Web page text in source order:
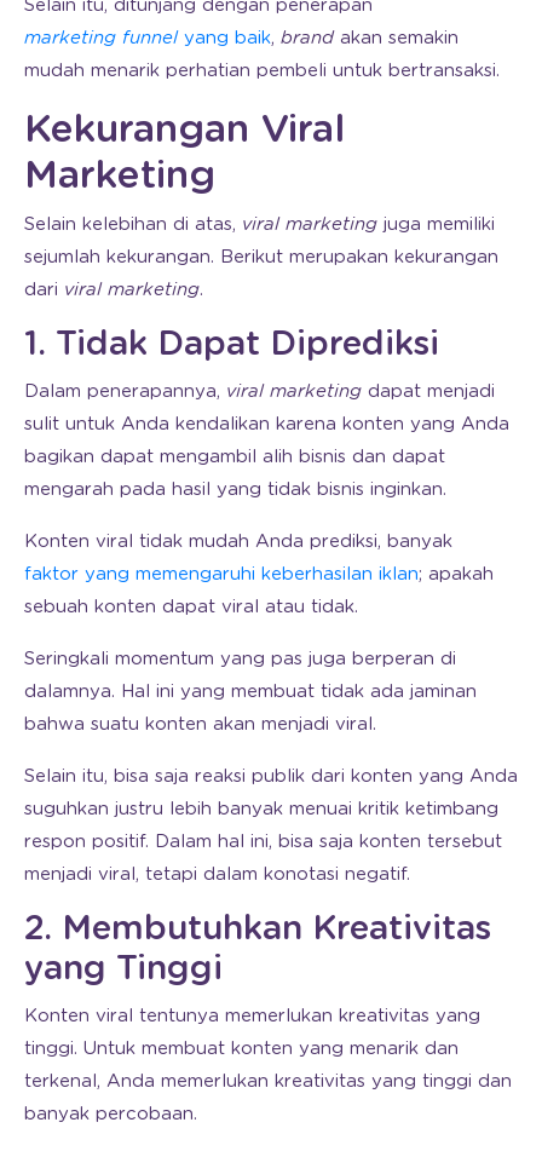
Selain itu, ditunjang dengan penerapan
marketing funnel yang baik, brand akan semakin
mudah menarik perhatian pembeli untuk bertransaksi.
Kekurangan Viral
Marketing
Selain kelebihan di atas, viral marketing juga memiliki
sejumlah kekurangan. Berikut merupakan kekurangan
dari viral marketing.
1. Tidak Dapat Diprediksi
Dalam penerapannya, viral marketing dapat menjadi
sulit untuk Anda kendalikan karena konten yang Anda
bagikan dapat mengambil alih bisnis dan dapat
mengarah pada hasil yang tidak bisnis inginkan.
Konten viral tidak mudah Anda prediksi, banyak
faktor yang memengaruhi keberhasilan iklan; apakah
sebuah konten dapat viral atau tidak.
Seringkali momentum yang pas juga berperan di
dalamnya. Hal ini yang membuat tidak ada jaminan
bahwa suatu konten akan menjadi viral.
Selain itu, bisa saja reaksi publik dari konten yang Anda
suguhkan justru lebih banyak menuai kritik ketimbang
respon positif. Dalam hal ini, bisa saja konten tersebut
menjadi viral, tetapi dalam konotasi negatif.
2. Membutuhkan Kreativitas
yang Tinggi
Konten viral tentunya memerlukan kreativitas yang
tinggi. Untuk membuat konten yang menarik dan
terkenal, Anda memerlukan kreativitas yang tinggi dan
banyak percobaan.